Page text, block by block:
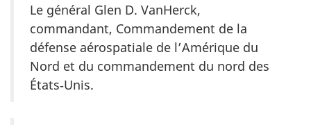
Le général Glen D. VanHerck,
commandant, Commandement de la
défense aérospatiale de l’Amérique du
Nord et du commandement du nord des
États‑Unis.